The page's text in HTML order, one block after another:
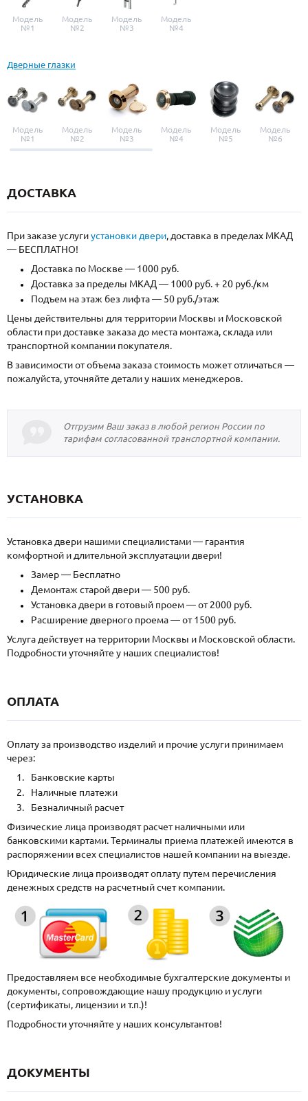
Модель
№1
Модель
№2
Модель
№3
Модель
№4
Дверные глазки
Модель
№1
Модель
№2
Модель
№3
Модель
№4
Модель
№5
Модель
№6
ДОСТАВКА
При заказе услугиустановки двери, доставка в пределах МКАД
— БЕСПЛАТНО!
Доставка по Москве — 1000 руб.
Доставка за пределы МКАД — 1000 руб. + 20 руб./км
Подъем на этаж без лифта — 50 руб./этаж
Цены действительны для территории Москвы и Московской
области при доставке заказа до места монтажа, склада или
транспортной компании покупателя.
В зависимости от объема заказа стоимость может отличаться —
пожалуйста, уточняйте детали у наших менеджеров.
Отгрузим Ваш заказ в любой регион России по
тарифам согласованной транспортной компании.
УСТАНОВКА
Установка двери нашими специалистами — гарантия
комфортной и длительной эксплуатации двери!
Замер — Бесплатно
Демонтаж старой двери — 500 руб.
Установка двери в готовый проем — от 2000 руб.
Расширение дверного проема — от 1500 руб.
Услуга действует на территории Москвы и Московской области.
Подробности уточняйте у наших специалистов!
ОПЛАТА
Оплату за производство изделий и прочие услуги принимаем
через:
Банковские карты
Наличные платежи
Безналичный расчет
Физические лица производят расчет наличными или
банковскими картами. Терминалы приема платежей имеются в
распоряжении всех специалистов нашей компании на выезде.
Юридические лица производят оплату путем перечисления
денежных средств на расчетный счет компании.
Предоставляем все необходимые бухгалтерские документы и
документы, сопровождающие нашу продукцию и услуги
(сертификаты, лицензии и т.п.)!
Подробности уточняйте у наших консультантов!
ДОКУМЕНТЫ